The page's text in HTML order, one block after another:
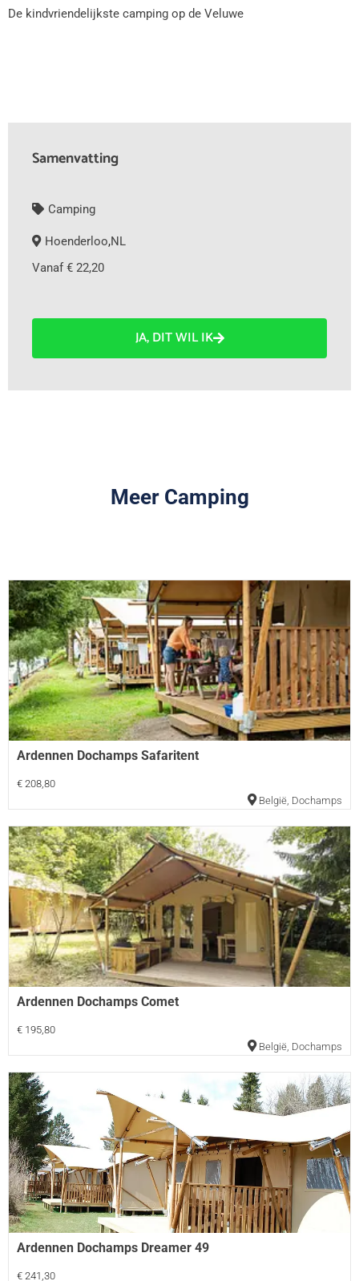
De kindvriendelijkste camping op de Veluwe
Samenvatting
Camping
Hoenderloo,NL
Vanaf € 22,20
JA, DIT WIL IK
Meer Camping
Ardennen Dochamps Safaritent
€ 208,80
België Dochamps
Ardennen Dochamps Comet
€ 195,80
België Dochamps
Ardennen Dochamps Dreamer 49
€ 241,30